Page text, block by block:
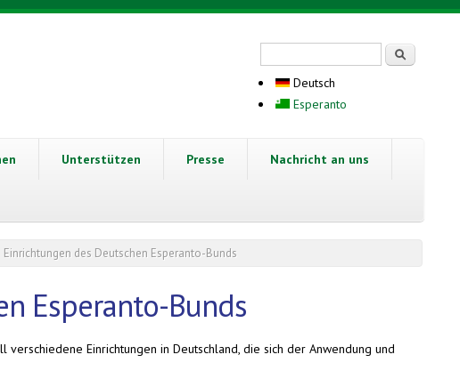
Deutsch
Esperanto
Unterstützen Presse Nachricht an uns
Einrichtungen des Deutschen Esperanto-Bunds
Esperanto-Bunds
Einrichtungen in Deutschland, die sich der Anwendung und